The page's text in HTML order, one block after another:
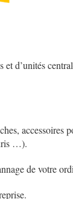
et d’unités
accessoires
…).
de votre